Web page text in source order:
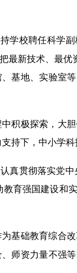
学校聘任科学
最新技术、最
基地、实验室
极探索，大
持下，中小学
贯彻落实党中
育强国建设和
基础教育综合
师资力量不强